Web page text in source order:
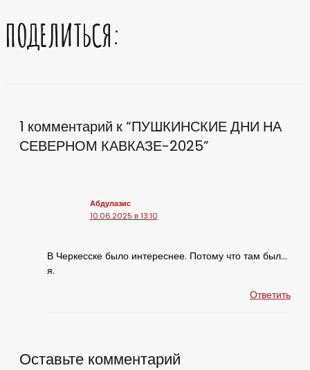
ПОДЕЛИТЬСЯ:
1 комментарий к “ПУШКИНСКИЕ ДНИ НА
СЕВЕРНОМ КАВКАЗЕ-2025”
Абдулазис
10.06.2025 в 13:10
В Черкесске было интереснее. Потому что там был…
я.
Ответить
Оставьте комментарий